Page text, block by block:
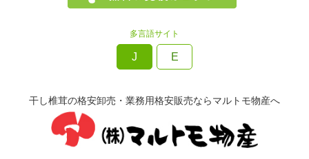
多言語サイト
J E
干し椎茸の格安卸売・業務用格安販売ならマルトモ物産へ